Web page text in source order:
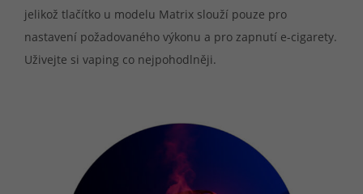
jelikož tlačítko u modelu Matrix slouží pouze pro
nastavení požadovaného výkonu a pro zapnutí e-cigarety.
Uživejte si vaping co nejpohodlněji.